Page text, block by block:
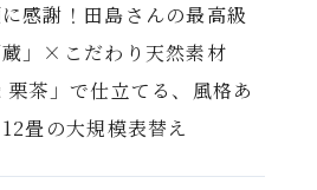
感謝！田島さんの最高級
」×こだわり天然素材
栗茶」で仕立てる、風格あ
畳の大規模表替え